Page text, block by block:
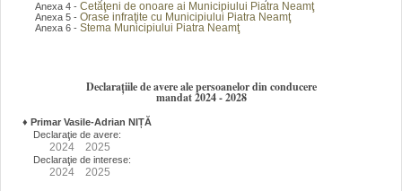
Anexa 4 - Cetăţeni de onoare ai Municipiului Piatra Neamţ
Anexa 5 - Orase infraţite cu Municipiului Piatra Neamţ
Anexa 6 - Stema Municipiului Piatra Neamţ
Declarațiile de avere ale persoanelor din conducere
mandat 2024 - 2028
♦ Primar Vasile-Adrian NIȚĂ
Declaraţie de avere:
2024 2025
Declaraţie de interese:
2024 2025